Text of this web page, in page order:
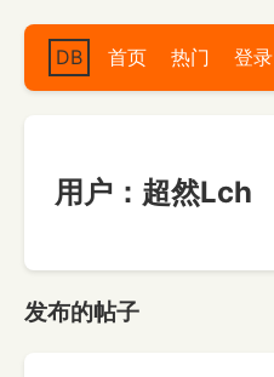
DB 首页 热门 登录
用户：超然Lch
发布的帖子